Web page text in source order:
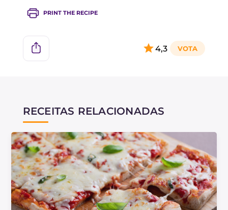
PRINT THE RECIPE
4,3
RECEITAS RELACIONADAS